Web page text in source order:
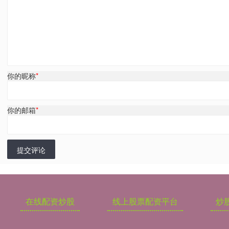
你的昵称*
你的邮箱*
提交评论
在线配资炒股 线上股票配资平台 炒